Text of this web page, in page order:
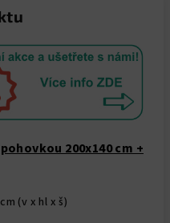
pohovkou 200x140 cm +
(v x hl x š)